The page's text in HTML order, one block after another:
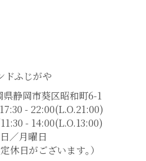
ドふじがや
静岡市葵区昭和町6-1
- 22:00(L.O.21:00)
- 14:00(L.O.13:00)
／月曜日
休日がございます｡）